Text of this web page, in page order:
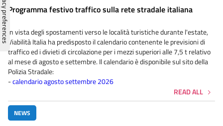
Programma festivo traffico sulla rete stradale italiana
In vista degli spostamenti verso le località turistiche durante l'estate,
Viabilità Italia ha predisposto il calendario contenente le previsioni di
traffico ed i divieti di circolazione per i mezzi superiori alle 7,5 t relativo
al mese di agosto e settembre. Il calendario è disponibile sul sito della
Polizia Stradale:
-calendario agosto settembre 2026
READ ALL
NEWS